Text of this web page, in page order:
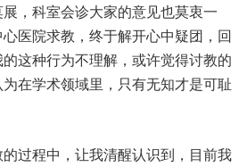
，科室会诊大家的意见也莫衷一
医院求教，终于解开心中疑团，回
这种行为不理解，或许觉得讨教的
在学术领域里，只有无知才是可耻
过程中，让我清醒认识到，目前我